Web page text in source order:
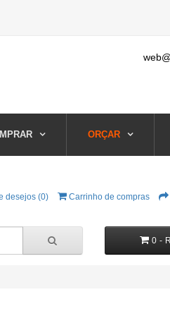
ORÇAR
desejos (0) Carrinho de compras
0 -